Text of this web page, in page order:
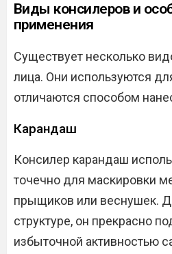
Виды консилеров и
применения
Существует несколько
лица. Они используются
отличаются способом
Карандаш
Консилер карандаш
точечно для маскировки
прыщиков или веснушек.
структуре, он прекрасно
избыточной активностью